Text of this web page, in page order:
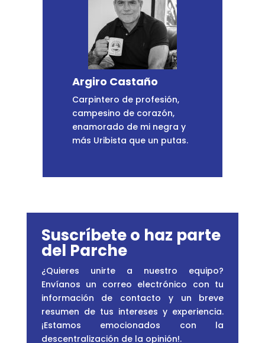
Argiro Castaño
Carpintero de profesión,
campesino de corazón,
enamorado de mi negra y
más Uribista que un putas.
Suscríbete o haz parte
del Parche
¿Quieres unirte a nuestro equipo?
Envíanos un correo electrónico con tu
información de contacto y un breve
resumen de tus intereses y experiencia.
¡Estamos emocionados con la
descentralización de la opinión!.